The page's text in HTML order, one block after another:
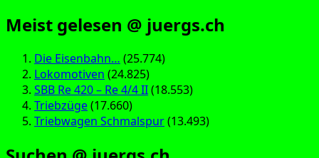
Meist gelesen @ juergs.ch
Die Eisenbahn… (25.774)
Lokomotiven (24.825)
SBB Re 420 – Re 4/4 II(18.553)
Triebzüge(17.660)
Triebwagen Schmalspur(13.493)